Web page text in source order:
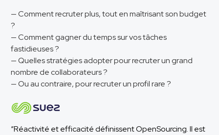
— Comment recruter plus, tout en maîtrisant son budget
?
— Comment gagner du temps sur vos tâches
fastidieuses ?
— Quelles stratégies adopter pour recruter un grand
nombre de collaborateurs ?
— Ou au contraire, pour recruter un profil rare ?
“Réactivité et efficacité définissent OpenSourcing. Il est